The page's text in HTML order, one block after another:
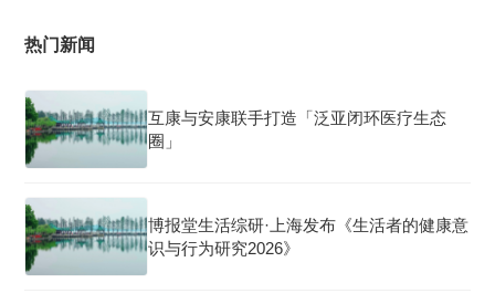
热门新闻
互康与安康联手打造「泛亚闭环医疗生态
圈」
博报堂生活综研·上海发布《生活者的健康意
识与行为研究2026》